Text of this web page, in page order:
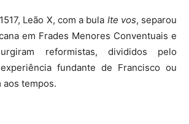
Leão X, com a bula Ite vos, separou
em Frades Menores Conventuais e
reformistas, divididos pelo
fundante de Francisco ou
aos tempos.